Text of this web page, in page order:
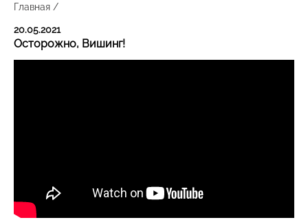
Главная /
20.05.2021
Осторожно, Вишинг!